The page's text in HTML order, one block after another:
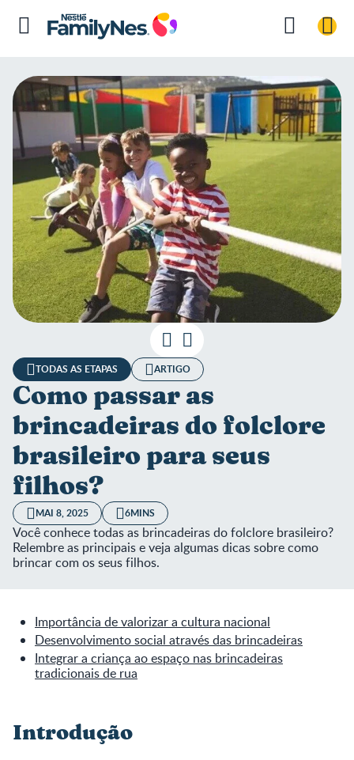
TODAS AS ETAPAS ARTIGO
Como passar as
brincadeiras do folclore
brasileiro para seus
filhos?
MAI 8, 2025 6MINS
Você conhece todas as brincadeiras do folclore brasileiro?
Relembre as principais e veja algumas dicas sobre como
brincar com os seus filhos.
Importância de valorizar a cultura nacional
Desenvolvimento social através das brincadeiras
Integrar a criança ao espaço nas brincadeiras
tradicionais de rua
Introdução